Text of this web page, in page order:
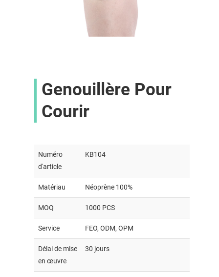
Genouillère Pour
Courir
Numéro
d'article
KB104
Matériau Néoprène 100%
MOQ 1000 PCS
Service FEO, ODM, OPM
Délai de mise
en œuvre
30 jours